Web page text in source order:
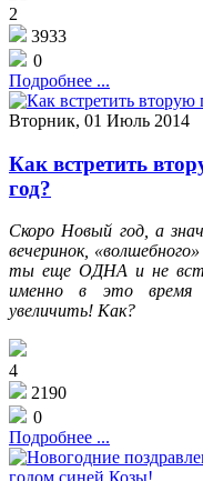
2
3933
0
Подробнее ...
Вторник, 01 Июль 2014
Как встретить
год?
Скоро Новый год, а
вечеринок,
ты еще ОДНА и не
именно в это время
увеличить! Как?
4
2190
0
Подробнее ...